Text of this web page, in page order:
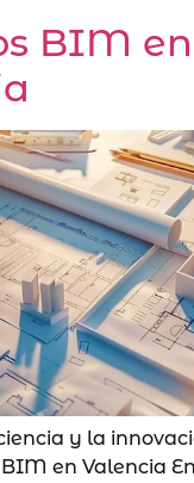
BIM en
y la
en Valencia